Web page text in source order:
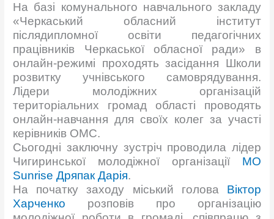
На базі комунального навчального закладу
«Черкаський обласний інститут
післядипломної освіти педагогічних
працівників Черкаської обласної ради» в
онлайн-режимі проходять засідання Школи
розвитку учнівського самоврядування.
Лідери молодіжних організацій
територіальних громад області проводять
онлайн-навчання для своїх колег за участі
керівників ОМС.
Сьогодні заключну зустріч проводила лідер
Чигиринської молодіжної організації MO
Sunrise Дряпак Дарія.
На початку заходу міський голова Віктор
Харченко розповів про організацію